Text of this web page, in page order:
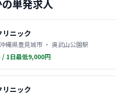
単発求人
リニック
縄県豊見城市 ・ 奥武山公園駅
/ 1日最低9,000円
リニック